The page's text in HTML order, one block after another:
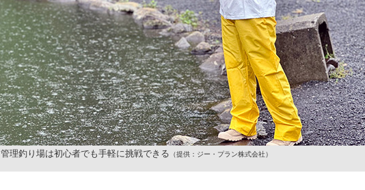
管理釣り場は初心者でも手軽に挑戦できる （提供：ジー・プラン株式会社）